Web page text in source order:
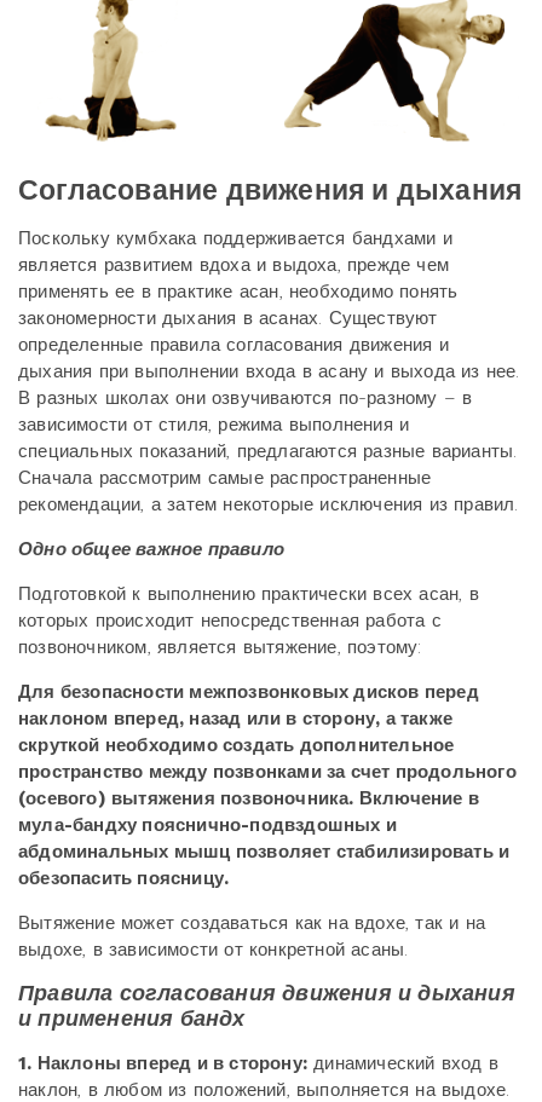
Согласование движения и дыхания
Поскольку кумбхака поддерживается бандхами и
является развитием вдоха и выдоха, прежде чем
применять ее в практике асан, необходимо понять
закономерности дыхания в асанах. Существуют
определенные правила согласования движения и
дыхания при выполнении входа в асану и выхода из нее.
В разных школах они озвучиваются по-разному – в
зависимости от стиля, режима выполнения и
специальных показаний, предлагаются разные варианты.
Сначала рассмотрим самые распространенные
рекомендации, а затем некоторые исключения из правил.
Одно общее важное правило
Подготовкой к выполнению практически всех асан, в
которых происходит непосредственная работа с
позвоночником, является вытяжение, поэтому:
Для безопасности межпозвонковых дисков перед
наклоном вперед, назад или в сторону, а также
скруткой необходимо создать дополнительное
пространство между позвонками за счет продольного
(осевого) вытяжения позвоночника. Включение в
мула-бандху пояснично-подвздошных и
абдоминальных мышц позволяет стабилизировать и
обезопасить поясницу.
Вытяжение может создаваться как на вдохе, так и на
выдохе, в зависимости от конкретной асаны.
Правила согласования движения и дыхания
и применения бандх
1. Наклоны вперед и в сторону: динамический вход в
наклон, в любом из положений, выполняется на выдохе.